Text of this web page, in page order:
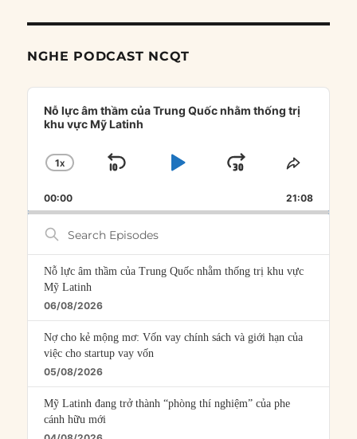
NGHE PODCAST NCQT
Audio
Player
Nỗ lực âm thầm của Trung Quốc nhằm thống trị
khu vực Mỹ Latinh
CHANGE
RATE
1X
SKIP
PLAYJUMP
FORWARD
SHARE
00:00 21:08
Search
Episodes
Nỗ lực âm thầm của Trung Quốc nhằm thống trị khu vực
Mỹ Latinh
06/08/2026
Nợ cho kẻ mộng mơ: Vốn vay chính sách và giới hạn của
việc cho startup vay vốn
05/08/2026
Mỹ Latinh đang trở thành “phòng thí nghiệm” của phe
cánh hữu mới